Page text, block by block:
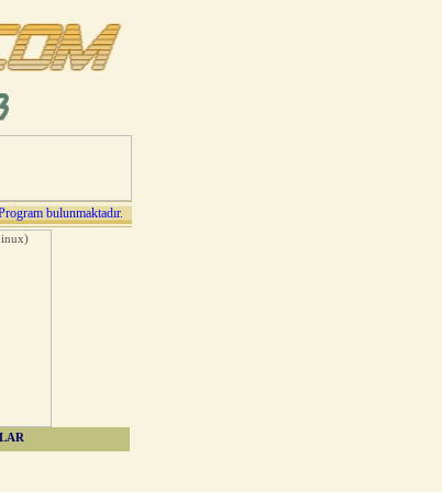
bulunmaktadır.